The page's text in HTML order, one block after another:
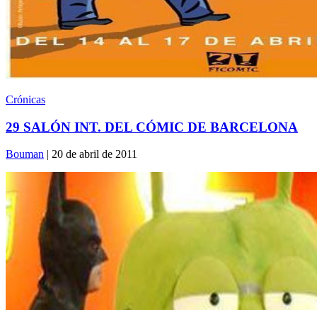
Crónicas
29 SALÓN INT. DEL CÓMIC DE BARCELONA
Bouman | 20 de abril de 2011